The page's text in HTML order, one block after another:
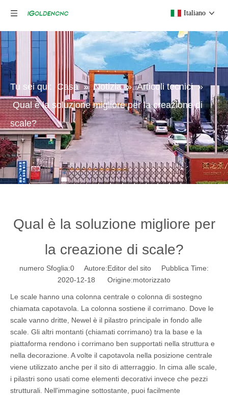
Italiano
Tu sei qui: Casa » Notizia » Articoli tecnici »
Qual è la soluzione migliore per la creazione di
scale?
Qual è la soluzione migliore per
la creazione di scale?
numero Sfoglia:0 Autore:Editor del sito Pubblica Time:
2020-12-18 Origine:motorizzato
Le scale hanno una colonna centrale o colonna di sostegno
chiamata capotavola. La colonna sostiene il corrimano. Dove le
scale vanno dritte, Newel è il pilastro principale in fondo alle
scale. Gli altri montanti (chiamati corrimano) tra la base e la
piattaforma rendono i corrimano ben supportati nella struttura e
nella decorazione. A volte il capotavola nella posizione centrale
viene utilizzato anche per il sito di atterraggio. In cima alle scale,
i pilastri sono usati come elementi decorativi invece che pezzi
strutturali. Nell'immagine sottostante, puoi facilmente